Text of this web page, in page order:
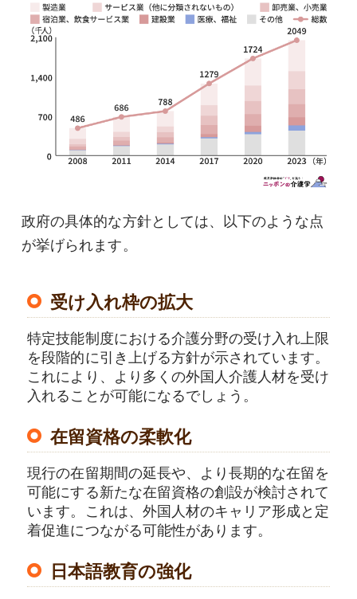
政府の具体的な方針としては、以下のような点
が挙げられます。
受け入れ枠の拡大
特定技能制度における介護分野の受け入れ上限
を段階的に引き上げる方針が示されています。
これにより、より多くの外国人介護人材を受け
入れることが可能になるでしょう。
在留資格の柔軟化
現行の在留期間の延長や、より長期的な在留を
可能にする新たな在留資格の創設が検討されて
います。これは、外国人材のキャリア形成と定
着促進につながる可能性があります。
日本語教育の強化